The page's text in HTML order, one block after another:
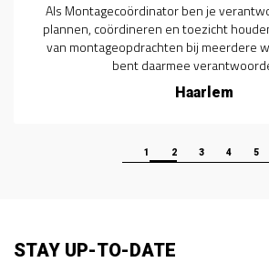
Als Montagecoördinator ben je
plannen, coördineren en toezicht
van montageopdrachten bij meerdere
bent daarmee
Haarlem
1 2 3 4 5
STAY UP-TO-DATE